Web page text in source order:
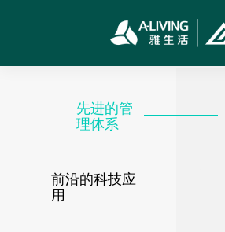
先进的管
理体系
前沿的科技应
用